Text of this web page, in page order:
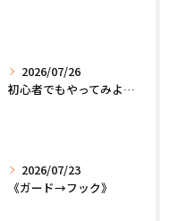
2026/07/26
初心者でもやってみよう、格闘技でダイエット、脂肪燃焼🔥
2026/07/23
《ガード→フック》